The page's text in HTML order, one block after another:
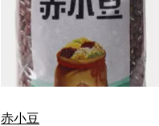
赤小豆